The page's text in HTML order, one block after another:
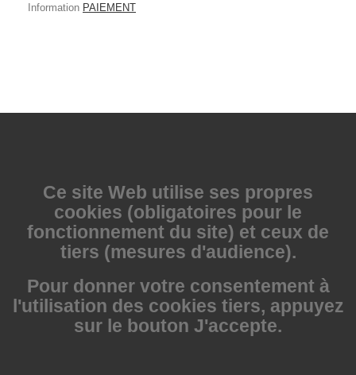
Information PAIEMENT
Ce site Web utilise ses propres
cookies (obligatoires pour le
fonctionnement du site) et ceux de
tiers (mesures d'audience).
Pour donner votre consentement à
l'utilisation des cookies tiers, appuyez
sur le bouton J'accepte.